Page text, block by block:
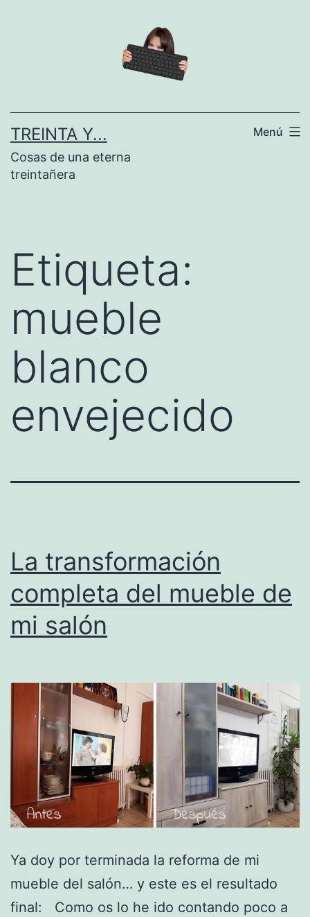
TREINTA Y...
Cosas de una eterna
treintañera
Menú
Etiqueta:
mueble
blanco
envejecido
La transformación
completa del mueble de
mi salón
Ya doy por terminada la reforma de mi
mueble del salón… y este es el resultado
final: Como os lo he ido contando poco a